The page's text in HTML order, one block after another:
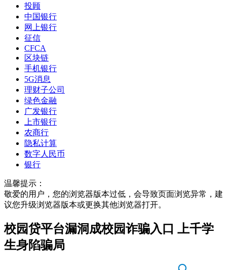
投顾
中国银行
网上银行
征信
CFCA
区块链
手机银行
5G消息
理财子公司
绿色金融
广发银行
上市银行
农商行
隐私计算
数字人民币
银行
温馨提示：
敬爱的用户，您的浏览器版本过低，会导致页面浏览异常，建
议您升级浏览器版本或更换其他浏览器打开。
校园贷平台漏洞成校园诈骗入口 上千学
生身陷骗局